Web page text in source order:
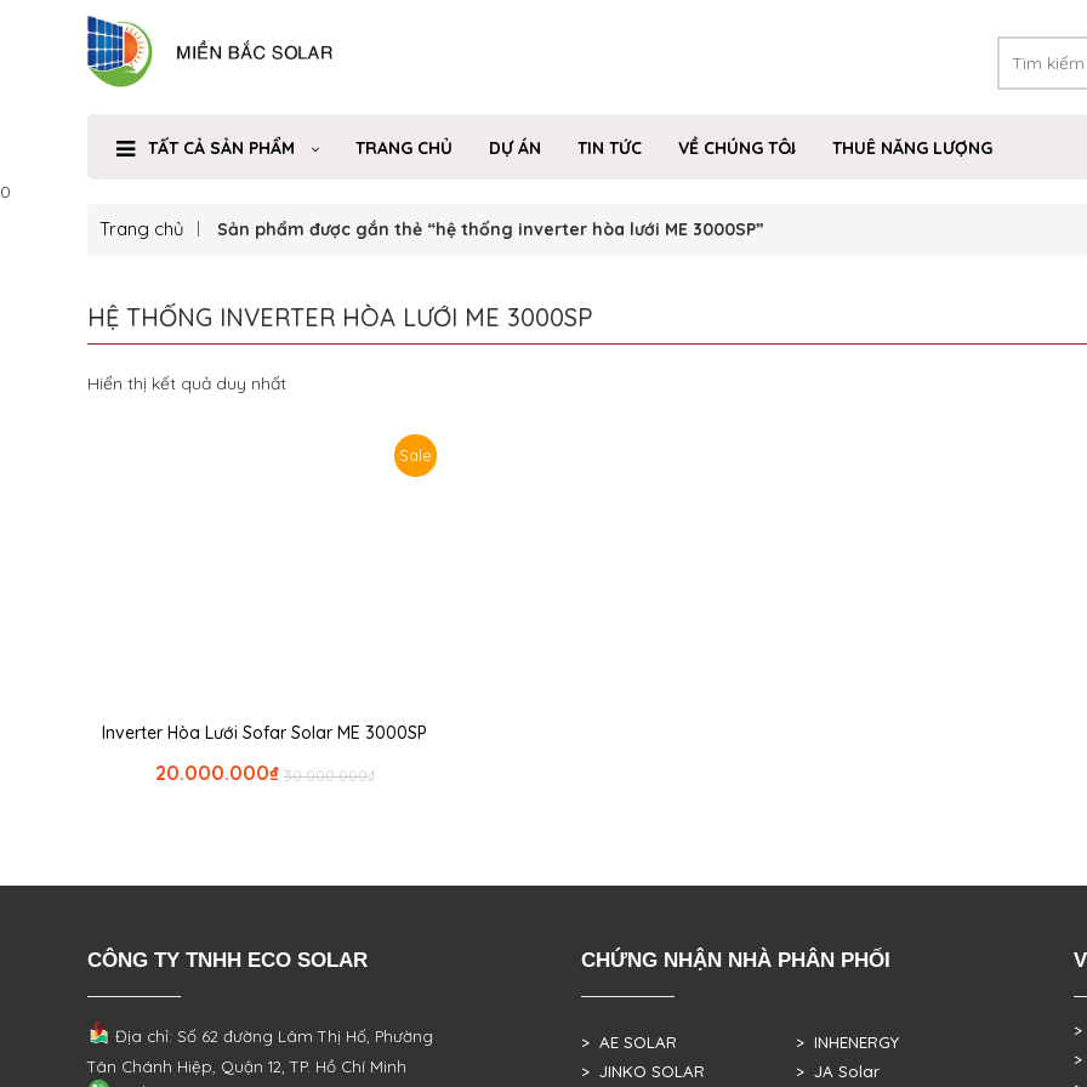
TẤT CẢ SẢN PHẨM TRANG CHỦ DỰ ÁN TIN TỨC VỀ CHÚNG TÔI
THUÊ NĂNG LƯỢNG
0
Trang chủ Sản phẩm được gắn thẻ “hệ thống inverter hòa lưới ME 3000SP”
HỆ THỐNG INVERTER HÒA LƯỚI ME 3000SP
Hiển thị kết quả duy nhất
Sale
Inverter Hòa Lưới Sofar Solar ME 3000SP
₫
30.000.000
₫
20.000.000
CÔNG TY TNHH ECO SOLAR
Địa chỉ: Số 62 đường Lâm Thị Hố, Phường
Tân Chánh Hiệp, Quận 12, TP. Hồ Chí Minh
CHỨNG NHẬN NHÀ PHÂN PHỐI
> AE SOLAR
> JINKO SOLAR
> INHENERGY
> JA Solar
>